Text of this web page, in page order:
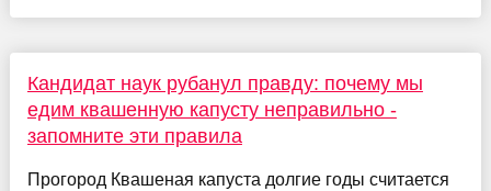
Кандидат наук рубанул правду: почему мы
едим квашенную капусту неправильно -
запомните эти правила
Прогород Квашеная капуста долгие годы считается